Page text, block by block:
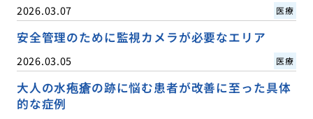
2026.03.07 医療
安全管理のために監視カメラが必要なエリア
2026.03.05 医療
大人の水疱瘡の跡に悩む患者が改善に至った具体
的な症例